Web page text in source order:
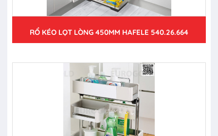
RỔ KÉO LỌT LÒNG 450MM HAFELE 540.26.664